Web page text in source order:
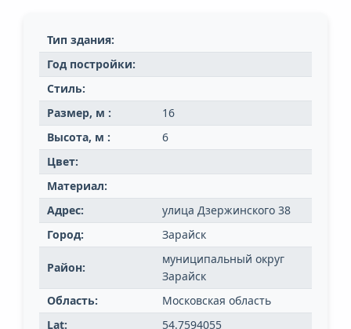
Тип здания:
Год постройки:
Стиль:
Размер, м :
16
Высота, м :
6
Цвет:
Материал:
Адрес:
улица Дзержинского 38
Город:
Зарайск
Район:
муниципальный округ
Зарайск
Область:
Московская область
Lat:
54.7594055